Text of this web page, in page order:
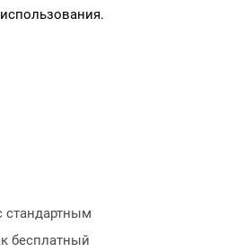
стандартным
бесплатный